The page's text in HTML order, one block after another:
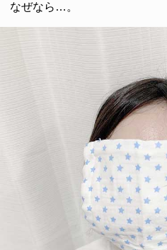
なぜなら…。